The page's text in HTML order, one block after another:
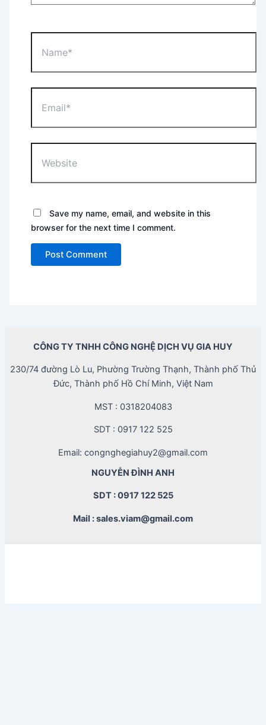
Save my name, email, and website in this
browser for the next time I comment.
CÔNG TY TNHH CÔNG NGHỆ DỊCH VỤ GIA HUY
230/74 đường Lò Lu, Phường Trường Thạnh, Thành phố Thủ
Đức, Thành phố Hồ Chí Minh, Việt Nam
MST : 0318204083
SDT : 0917 122 525
Email: congnghegiahuy2@gmail.com
NGUYỄN ĐÌNH ANH
SDT : 0917 122 525
Mail : sales.viam@gmail.com